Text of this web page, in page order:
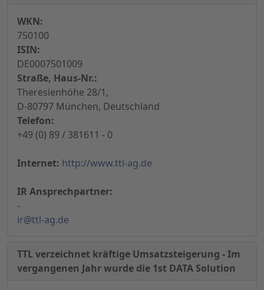
WKN:
750100
ISIN:
DE0007501009
Straße, Haus-Nr.:
Theresienhöhe 28/1,
D-80797 München, Deutschland
Telefon:
+49 (0) 89 / 381611 - 0
Internet: http://www.ttl-ag.de
IR Ansprechpartner:
-
ir@ttl-ag.de
TTL verzeichnet kräftige Umsatzsteigerung - Im
vergangenen Jahr wurde die 1st DATA Solution